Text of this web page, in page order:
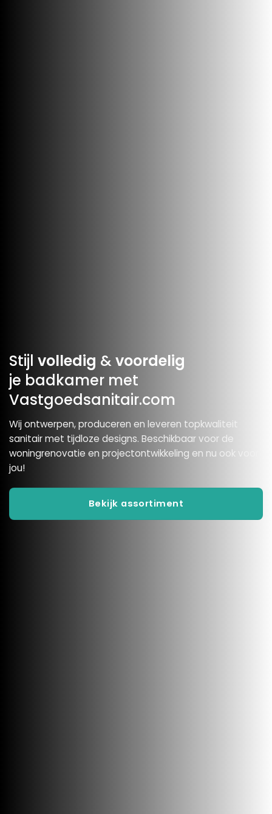
Stijl volledig &voordelig
je badkamer met
Vastgoedsanitair.com
Wij ontwerpen, produceren en leveren topkwaliteit
sanitair met tijdloze designs. Beschikbaar voor de
woningrenovatie en projectontwikkeling en nu ook voor
jou!
Bekijk assortiment